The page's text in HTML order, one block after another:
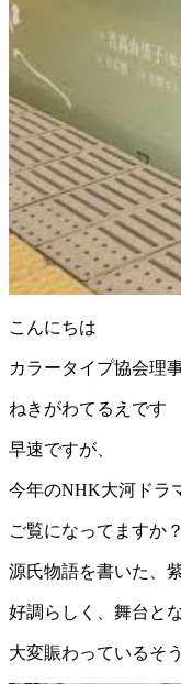
こんにちは
カラータイプ協会理
ねきがわてるえです
早速ですが、
今年のNHK大河ド
ご覧になってますか？
源氏物語を書いた、
好調らしく、舞台と
大変賑わっているそ